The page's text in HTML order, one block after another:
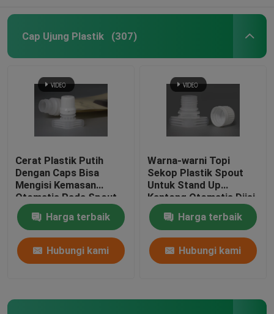
Cap Ujung Plastik (307)
Cerat Plastik Putih
Dengan Caps Bisa
Mengisi Kemasan
Otomatis Pada Spout
Pouch Doypack
Harga terbaik
Hubungi kami
Warna-warni Topi
Sekop Plastik Spout
Untuk Stand Up
Kantong Otomatis Diisi
Harga terbaik
Hubungi kami